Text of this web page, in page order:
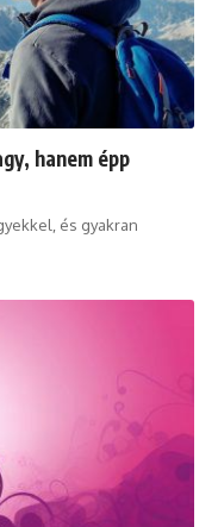
hanem épp
és gyakran